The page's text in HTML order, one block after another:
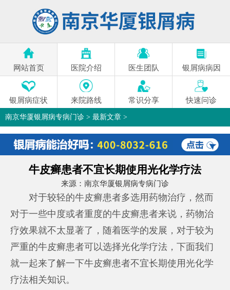
网站首页 医院介绍 医生团队 银屑病病因
银屑病症状 来院路线 常识分享 快速问诊
南京华厦银屑病专病门诊 > 最新文章 >
牛皮癣患者不宜长期使用光化学疗法
来源： 南京华厦银屑病专病门诊
对于较轻的牛皮癣患者多选用药物治疗，然而
对于一些中度或者重度的牛皮癣患者来说，药物治
疗效果就不太显著了，随着医学的发展，对于较为
严重的牛皮癣患者可以选择光化学疗法，下面我们
就一起来了解一下牛皮癣患者不宜长期使用光化学
疗法相关知识。